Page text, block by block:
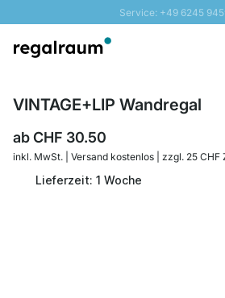
Service: +49 6245
Versand & Zoll gratis ab
VINTAGE+LIP Wandregal
abCHF 30.50
inkl. MwSt. | Versand kostenlos | zzgl. 25 CHF
Lieferzeit: 1 Woche